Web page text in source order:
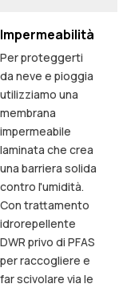
Impermeabilità
Per proteggerti
da neve e pioggia
utilizziamo una
membrana
impermeabile
laminata che crea
una barriera solida
contro l'umidità.
Con trattamento
idrorepellente
DWR privo di PFAS
per raccogliere e
far scivolare via le